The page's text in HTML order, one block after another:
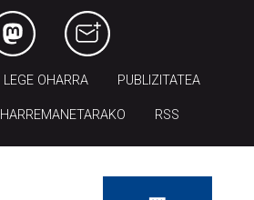
LEGE OHARRA PUBLIZITATEA
HARREMANETARAKO RSS